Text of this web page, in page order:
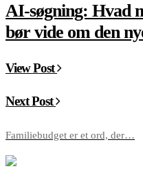
AI-søgning: Hvad
bør vide om den
View Post
Next Post
Familiebudget er et ord, der…